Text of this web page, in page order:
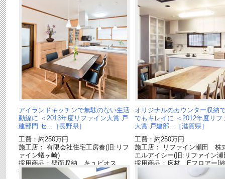
アイランドキッチンで無駄のない生活
動線に ＜2013年度リファイン大賞 戸
建部門 セ...［長野県］
工費：約250万円
施工店： 有限会社住宅工房春(旧:リフ
ァイン蟻ヶ崎)
採用商品：壁面収納 キュビオス
採用商品：リビングステーションS[終
オリジナルのカウンター収納
でもキレイに ＜2012年度リフ
大賞 戸建部...［滋賀県］
工費：約250万円
施工店： リファイン瀬田 株
エルアイシー(旧:リファイン瀬
採用商品：床材 Eフロアー[